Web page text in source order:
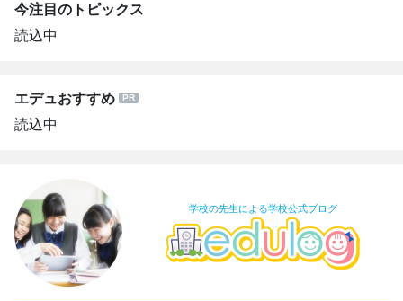
今注目のトピックス
読込中
エデュおすすめ
読込中
学校の先生による学校公式ブログ